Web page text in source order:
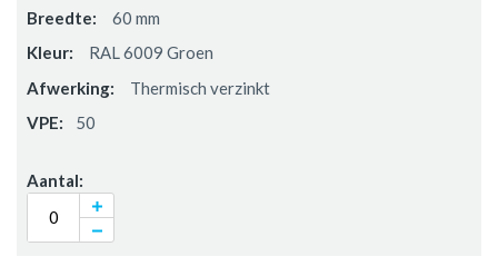
60 mm
RAL 6009 Groen
Thermisch verzinkt
50